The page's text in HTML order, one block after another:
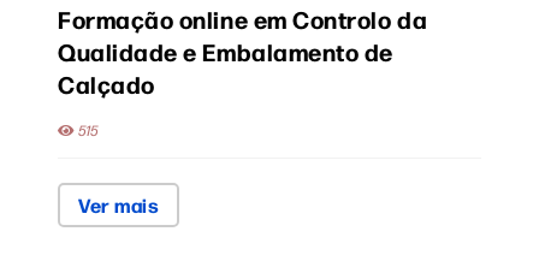
Formação online em Controlo da
Qualidade e Embalamento de
Calçado
515
Ver mais